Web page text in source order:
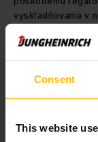
Consent
This website
vyskladňovania v
asistenčným
prostredníctvom
vozíka. Na